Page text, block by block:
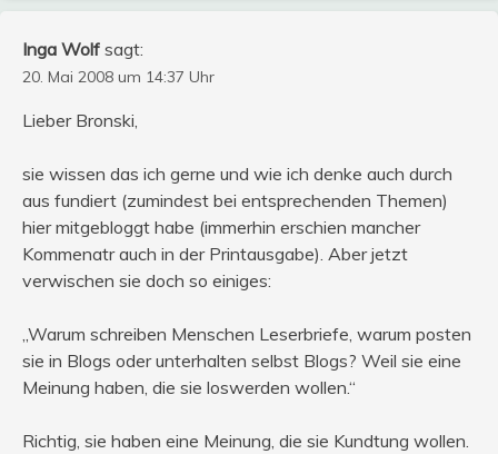
Inga Wolf sagt:
20. Mai 2008 um 14:37 Uhr
Lieber Bronski,
sie wissen das ich gerne und wie ich denke auch durch
aus fundiert (zumindest bei entsprechenden Themen)
hier mitgebloggt habe (immerhin erschien mancher
Kommenatr auch in der Printausgabe). Aber jetzt
verwischen sie doch so einiges:
„Warum schreiben Menschen Leserbriefe, warum posten
sie in Blogs oder unterhalten selbst Blogs? Weil sie eine
Meinung haben, die sie loswerden wollen.“
Richtig, sie haben eine Meinung, die sie Kundtung wollen.